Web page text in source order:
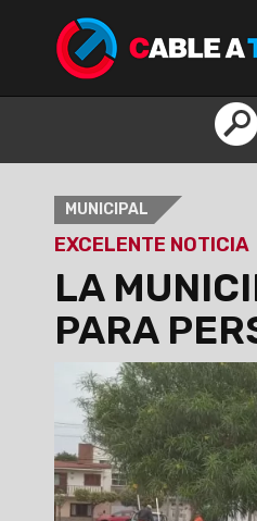
MUNICIPAL
EXCELENTE NOTICIA
LA
PARA